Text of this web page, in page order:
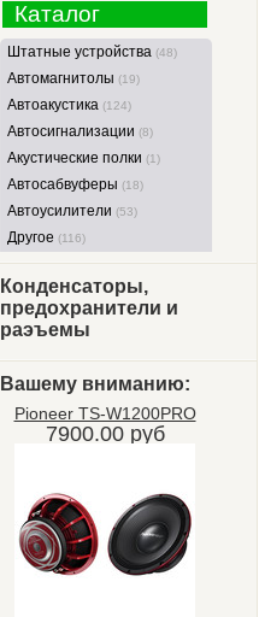
Каталог
Штатные устройства (48)
Автомагнитолы (19)
Автоакустика (124)
Автосигнализации (8)
Акустические полки (1)
Автосабвуферы (18)
Автоусилители (53)
Другое (116)
Конденсаторы,
предохранители и
раэъемы
Вашему вниманию:
Pioneer TS-W1200PRO
7900.00 руб